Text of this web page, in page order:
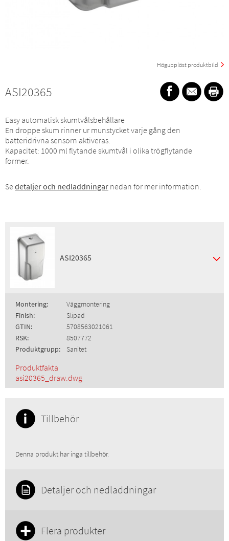
Högupplöst produktbild
ASI20365
Easy automatisk skumtvålsbehållare
En droppe skum rinner ur munstycket varje gång den
batteridrivna sensorn aktiveras.
Kapacitet: 1000 ml flytande skumtvål i olika trögflytande
former.
Se detaljer och nedladdningar nedan för mer information.
ASI20365
Montering:
Väggmontering
Finish:
Slipad
GTIN:
5708563021061
RSK:
8507772
Produktgrupp:
Sanitet
Produktfakta
asi20365_draw.dwg
Tillbehör
Denna produkt har inga tillbehör.
Detaljer och nedladdningar
Flera produkter